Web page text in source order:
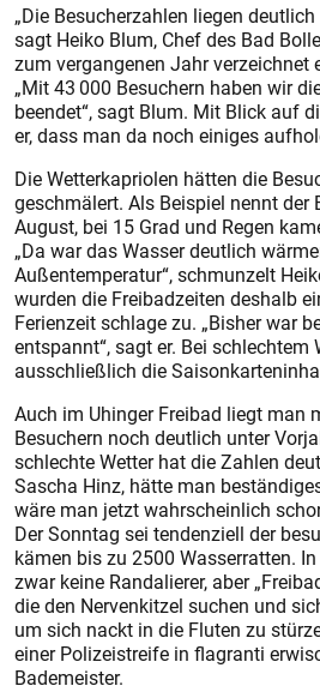
„Die Besucherzahlen liegen
sagt Heiko Blum, Chef des Bad
zum vergangenen Jahr verzeichnet
„Mit 43 000 Besuchern haben wir
beendet“, sagt Blum. Mit Blick auf
er, dass man da noch einiges
Die Wetterkapriolen hätten die
geschmälert. Als Beispiel nennt der
August, bei 15 Grad und Regen
„Da war das Wasser deutlich
Außentemperatur“, schmunzelt
wurden die Freibadzeiten deshalb
Ferienzeit schlage zu. „Bisher war
entspannt“, sagt er. Bei
ausschließlich die
Auch im Uhinger Freibad liegt man
Besuchern noch deutlich unter
schlechte Wetter hat die Zahlen
Sascha Hinz, hätte man
wäre man jetzt wahrscheinlich
Der Sonntag sei tendenziell der
kämen bis zu 2500 Wasserratten.
zwar keine Randalierer, aber
die den Nervenkitzel suchen und
um sich nackt in die Fluten zu
einer Polizeistreife in flagranti
Bademeister.